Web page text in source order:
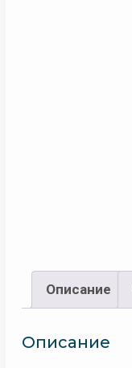
Описание
Описание